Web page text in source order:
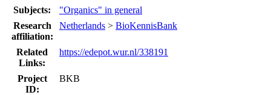
Subjects:
"Organics" in general
Research
affiliation:
Netherlands > BioKennisBank
Related
Links:
https://edepot.wur.nl/338191
Project
ID:
BKB